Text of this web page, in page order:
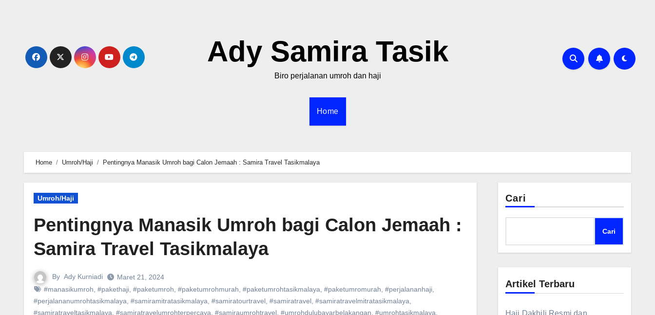
Ady Samira Tasik
Biro perjalanan umroh dan haji
Home
Home Umroh/Haji Pentingnya Manasik Umroh bagi Calon Jemaah : Samira Travel Tasikmalaya
Umroh/Haji
Pentingnya Manasik Umroh bagi Calon Jemaah :
Samira Travel Tasikmalaya
By Ady Kurniadi
Maret 21, 2024
#manasikumroh #pakethaji #paketumroh #paketumrohmurah #paketumrohtasikmalaya #paketumromurah #perjalananhaji
#perjalananumrohtasikmalaya #samiramitratasikmalaya #samiratourtravel #samiratravel #samiratravelmitratasikmalaya
#samiratraveltasikmalaya #samiratravelumrohterpercaya #samiraumrohtravel #umrohdulubayarbelakangan #umrohtasikmalaya
Cari
Cari
Artikel Terbaru
Haji Dakhili Resmi dan